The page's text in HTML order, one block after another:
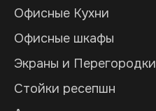
Офисные Кухни
Офисные шкафы
Экраны и Перегородки
Стойки ресепшн